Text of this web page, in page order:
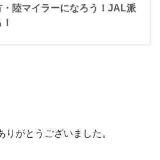
・陸マイラーになろう！JAL派
がとうございました。